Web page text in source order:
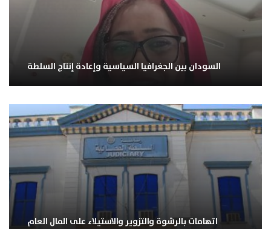
السودان بين الجغرافيا السياسية وإعادة إنتاج السلطة
اتهامات بالرشوة والتزوير والاستيلاء على المال العام